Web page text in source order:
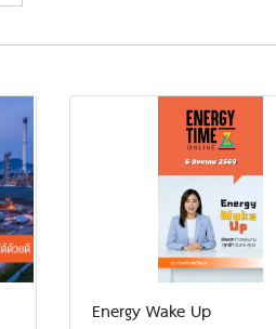
Energy Wake Up